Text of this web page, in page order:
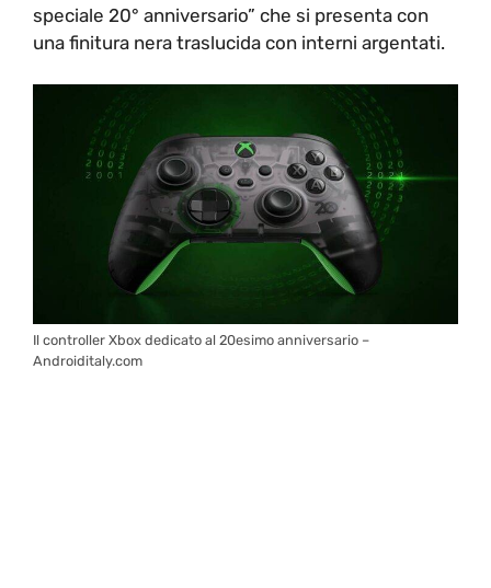
speciale 20° anniversario” che si presenta con
una finitura nera traslucida con interni argentati.
Il controller Xbox dedicato al 20esimo anniversario –
Androiditaly.com